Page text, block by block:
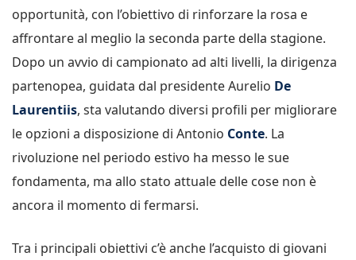
opportunità, con l’obiettivo di rinforzare la rosa e
affrontare al meglio la seconda parte della stagione.
Dopo un avvio di campionato ad alti livelli, la dirigenza
partenopea, guidata dal presidente Aurelio De
Laurentiis, sta valutando diversi profili per migliorare
le opzioni a disposizione di Antonio Conte. La
rivoluzione nel periodo estivo ha messo le sue
fondamenta, ma allo stato attuale delle cose non è
ancora il momento di fermarsi.
Tra i principali obiettivi c’è anche l’acquisto di giovani